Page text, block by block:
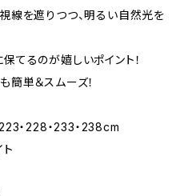
線を遮りつつ、明るい自然光を
てるのが嬉しいポイント！
簡単＆スムーズ！
228・233・238cm